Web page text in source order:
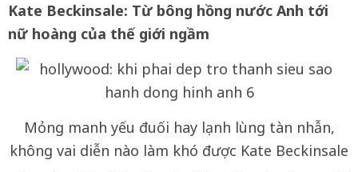
Kate Beckinsale: Từ bông hồng nước Anh tới
nữ hoàng của thế giới ngầm
Mỏng manh yếu đuối hay lạnh lùng tàn nhẫn,
không vai diễn nào làm khó được Kate Beckinsale